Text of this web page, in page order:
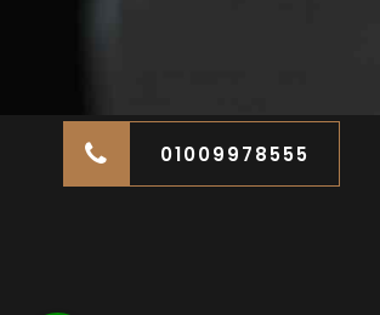
01009978555